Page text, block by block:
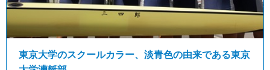
東京大学のスクールカラー、淡青色の由来である東京